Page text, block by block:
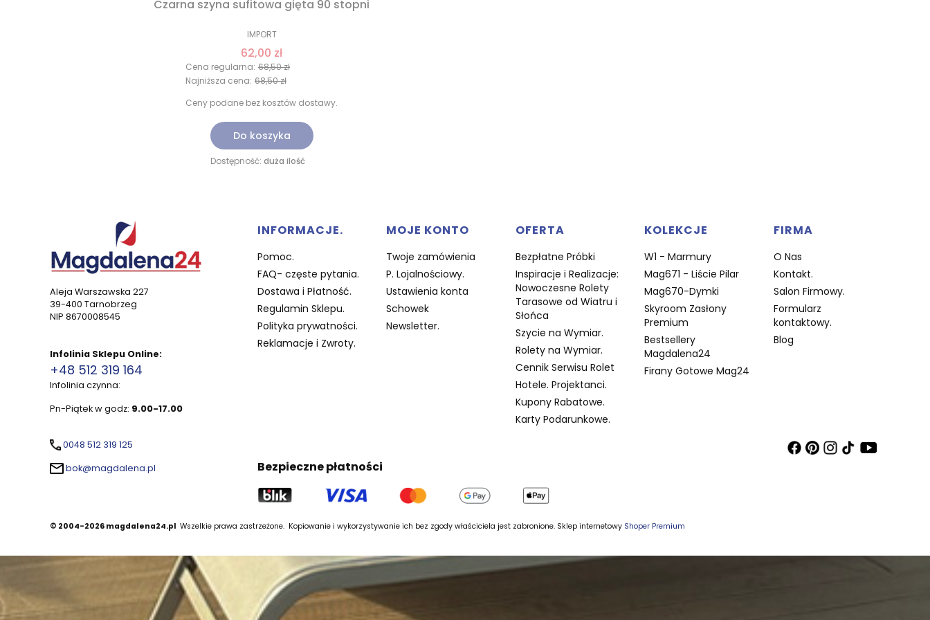
Czarna szyna sufitowa gięta 90 stopni
IMPORT
62,00 zł
Cena regularna: 68,50 zł
Najniższa cena: 68,50 zł
Ceny podane bez kosztów dostawy.
Do koszyka
Dostępność: duża ilość
Aleja Warszawska 227
39-400 Tarnobrzeg
NIP 8670008545
Infolinia Sklepu Online:
+48 512 319 164
Infolinia czynna:
Pn-Piątek w godz: 9.00-17.00
0048 512 319 125
bok@magdalena.pl
Linki w stopce
INFORMACJE.
Pomoc.
FAQ- częste pytania.
Dostawa i Płatność.
Regulamin Sklepu.
Polityka prywatności.
Reklamacje i Zwroty.
MOJE KONTO
Twoje zamówienia
P. Lojalnościowy.
Ustawienia konta
Schowek
Newsletter.
OFERTA
Bezpłatne Próbki
Inspiracje i Realizacje:
Nowoczesne Rolety
Tarasowe od Wiatru i
Słońca
Szycie na Wymiar.
Rolety na Wymiar.
Cennik Serwisu Rolet
Hotele. Projektanci.
Kupony Rabatowe.
Karty Podarunkowe.
KOLEKCJE
W1 - Marmury
Mag671 - Liście Pilar
Mag670-Dymki
Skyroom Zasłony
Premium
Bestsellery
Magdalena24
Firany Gotowe Mag24
FIRMA
O Nas
Kontakt.
Salon Firmowy.
Formularz
kontaktowy.
Blog
Bezpieczne płatności
© 2004-2026 magdalena24.pl Wszelkie prawa zastrzeżone. Kopiowanie i wykorzystywanie ich bez zgody właściciela jest zabronione. Sklep internetowy Shoper Premium